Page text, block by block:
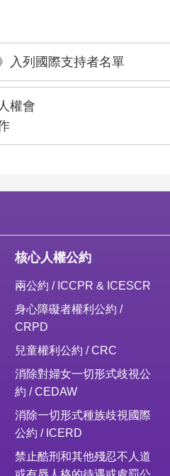
入列國際支持者名單
權會
核心人權公約
兩公約 / ICCPR & ICESCR
身心障礙者權利公約 /
CRPD
兒童權利公約 / CRC
消除對婦女一切形式歧視公
約 / CEDAW
消除一切形式種族歧視國際
公約 / ICERD
禁止酷刑和其他殘忍不人道